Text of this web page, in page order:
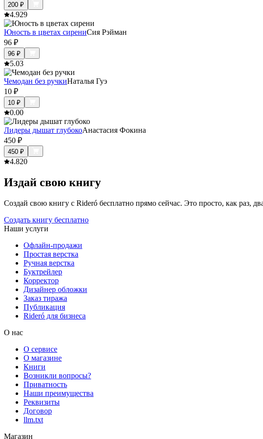
200 ₽
4.929
Юность в цветах сирениСия Рэйман
96 ₽
96 ₽
5.03
Чемодан без ручкиНаталья Гуэ
10 ₽
10 ₽
0.00
Лидеры дышат глубокоАнастасия Фокина
450 ₽
450 ₽
4.820
Издай свою книгу
Создай свою книгу с Rideró бесплатно прямо сейчас. Это просто, как раз,
Создать книгу бесплатно
Наши услуги
Офлайн-продажи
Простая верстка
Ручная верстка
Буктрейлер
Корректор
Дизайнер обложки
Заказ тиража
Публикация
Rideró для бизнеса
О нас
О сервисе
О магазине
Книги
Возникли вопросы?
Приватность
Наши преимущества
Реквизиты
Договор
llm.txt
Магазин